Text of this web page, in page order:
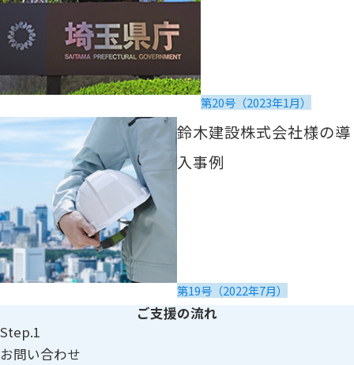
第20号（2023年1月）
鈴木建設株式会社様の導入事例を読む鈴木建設株式会社様の導
入事例
第19号（2022年7月）
ご支援の流れ
Step.1
お問い合わせ